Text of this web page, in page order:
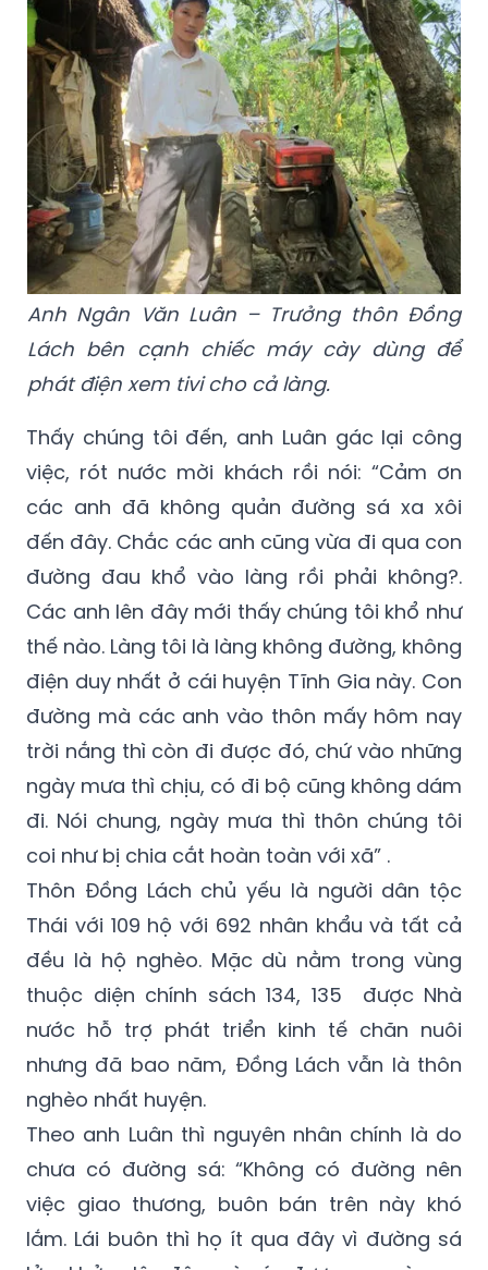
Anh Ngân Văn Luân – Trưởng thôn Đồng
Lách bên cạnh chiếc máy cày dùng để
phát điện xem tivi cho cả làng.
Thấy chúng tôi đến, anh Luân gác lại công
các anh đã không quản đường sá xa xôi
đến đây. Chắc các anh cũng vừa đi qua con
đường đau khổ vào làng rồi phải không?.
Các anh lên đây mới thấy chúng tôi khổ như
thế nào. Làng tôi là làng không đường, không
điện duy nhất ở cái huyện Tĩnh Gia này. Con
đường mà các anh vào thôn mấy hôm nay
trời nắng thì còn đi được đó, chứ vào những
ngày mưa thì chịu, có đi bộ cũng không dám
đi. Nói chung, ngày mưa thì thôn chúng tôi
coi như bị chia cắt hoàn toàn với xã” .
Thôn Đồng Lách chủ yếu là người dân tộc
Thái với 109 hộ với 692 nhân khẩu và tất cả
đều là hộ nghèo. Mặc dù nằm trong vùng
thuộc diện chính sách 134, 135 được Nhà
nước hỗ trợ phát triển kinh tế chăn nuôi
nhưng đã bao năm, Đồng Lách vẫn là thôn
nghèo nhất huyện.
Theo anh Luân thì nguyên nhân chính là do
chưa có đường sá: “Không có đường nên
việc giao thương, buôn bán trên này khó
lắm. Lái buôn thì họ ít qua đây vì đường sá
lởm khởm, lên đây mà vác được con gà, con
lợn về cũng đứt hơi. Mà có lên thì họ toàn